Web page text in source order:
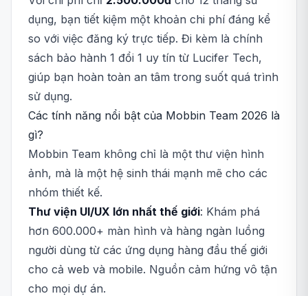
dụng, bạn tiết kiệm một khoản chi phí đáng kể
so với việc đăng ký trực tiếp. Đi kèm là chính
sách bảo hành 1 đổi 1 uy tín từ Lucifer Tech,
giúp bạn hoàn toàn an tâm trong suốt quá trình
sử dụng.
Các tính năng nổi bật của Mobbin Team 2026 là
gì?
Mobbin Team không chỉ là một thư viện hình
ảnh, mà là một hệ sinh thái mạnh mẽ cho các
nhóm thiết kế.
Thư viện UI/UX lớn nhất thế giới: Khám phá
hơn 600.000+ màn hình và hàng ngàn luồng
người dùng từ các ứng dụng hàng đầu thế giới
cho cả web và mobile. Nguồn cảm hứng vô tận
cho mọi dự án.